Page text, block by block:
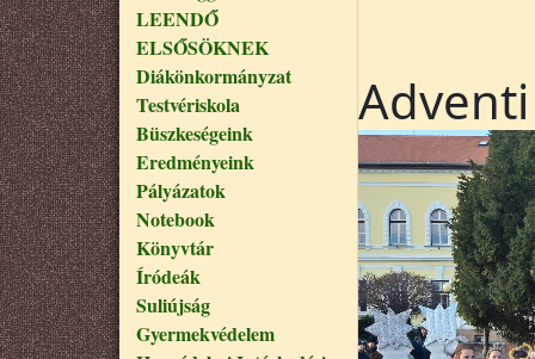
LEENDŐ
ELSŐSÖKNEK
Diákönkormányzat
Testvériskola
Büszkeségeink
Eredményeink
Pályázatok
Notebook
Könyvtár
Íródeák
Suliújság
Gyermekvédelem